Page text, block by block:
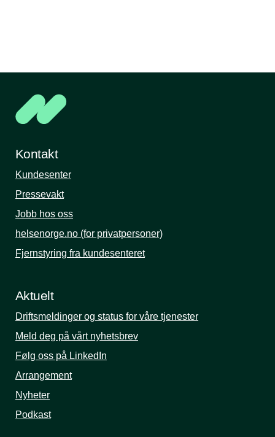
Kontakt
Kundesenter
Pressevakt
Jobb hos oss
helsenorge.no (for privatpersoner)
Fjernstyring fra kundesenteret
Aktuelt
Driftsmeldinger og status for våre tjenester
Meld deg på vårt nyhetsbrev
Følg oss på LinkedIn
Arrangement
Nyheter
Podkast